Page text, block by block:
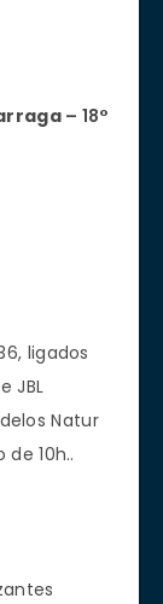
– 18°
ligados
JBL
Natur
10h..